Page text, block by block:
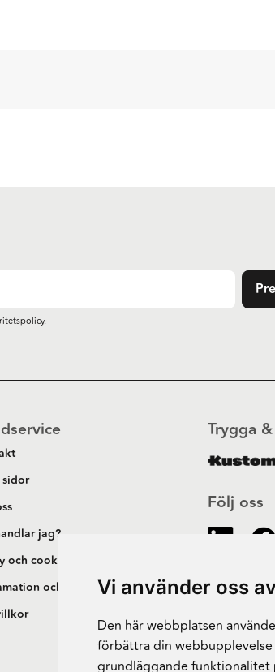
Vi använder oss
Den här webbplatsen
förbättra din
grundläggande funktionalitet
.
jag?
och cookies
och retur
Följ oss
Trygga